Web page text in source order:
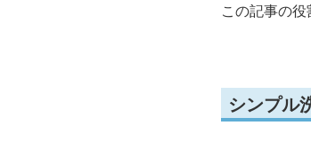
この記事の役
シンプル